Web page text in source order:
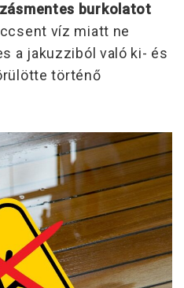
burkolatot
víz miatt ne
a jakuzziból való ki- és
történő